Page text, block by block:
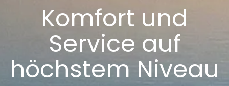
Komfort und
Service auf
höchstem Niveau